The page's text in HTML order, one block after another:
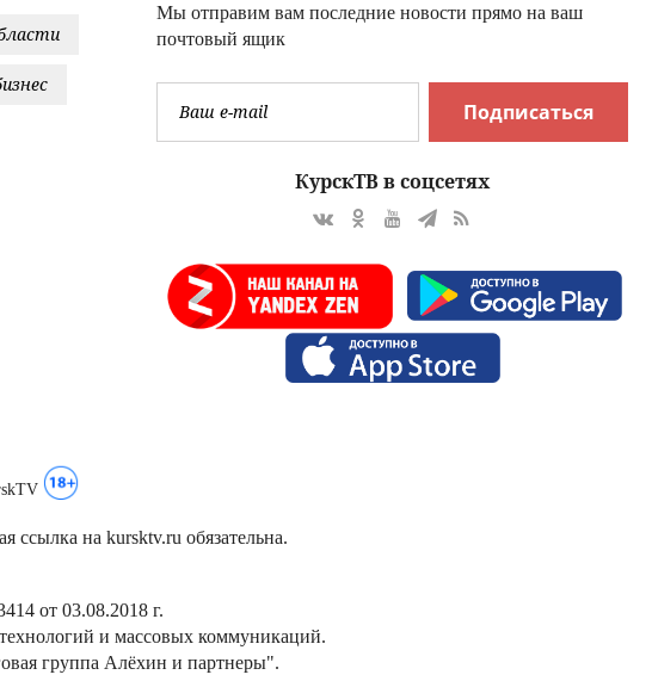
Мы отправим вам последние новости прямо на ваш
почтовый ящик
Подписаться
КурскТВ в соцсетях
ссылка на kursktv.ru обязательна.
от 03.08.2018 г.
и массовых коммуникаций.
группа Алёхин и партнеры".